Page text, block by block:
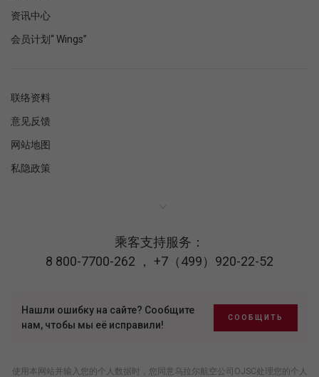
资讯中心
会员计划“ Wings”
联络资料
意见反馈
网站地图
私隐政策
乘客支持服务：
8 800-7700-262 ， +7（499）920-22-52
Нашли ошибку на сайте? Сообщите
нам, чтобы мы её исправили!
СООБЩИТЬ
使用本网站并输入您的个人数据时，您同意乌拉尔航空公司OJSC处理您的个人